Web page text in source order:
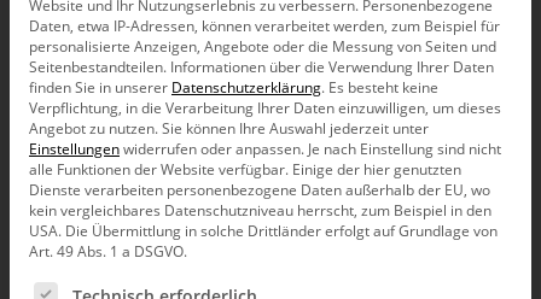
Wiese
9. Februar 2021,Webinaraufzeichnung
Website und Ihr Nutzungserlebnis zu verbessern. Personenbezogene
Daten, etwa IP-Adressen, können verarbeitet werden, zum Beispiel für
personalisierte Anzeigen, Angebote oder die Messung von Seiten und
Seitenbestandteilen. Informationen über die Verwendung Ihrer Daten
finden Sie in unserer Datenschutzerklärung. Es besteht keine
Verpflichtung, in die Verarbeitung Ihrer Daten einzuwilligen, um dieses
Angebot zu nutzen.Sie können Ihre Auswahl jederzeit unter
Einstellungenwiderrufen oder anpassen. Je nach Einstellung sind nicht
alle Funktionen der Website verfügbar. Einige der hier genutzten
Dienste verarbeiten personenbezogene Daten außerhalb der EU, wo
kein vergleichbares Datenschutzniveau herrscht, zum Beispiel in den
USA. Die Übermittlung in solche Drittländer erfolgt auf Grundlage von
Art. 49 Abs. 1 a DSGVO.
Es folgt eine Liste der Service-Gruppen, für die eine